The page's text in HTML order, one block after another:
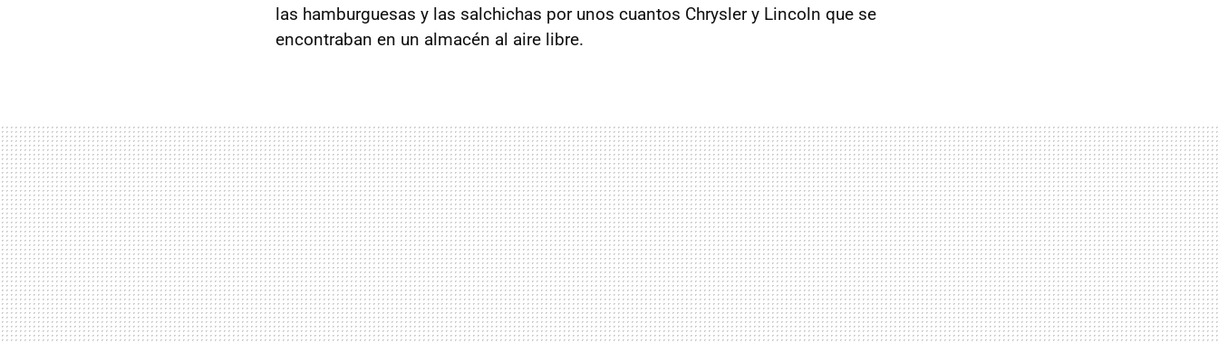
las hamburguesas y las salchichas por unos cuantos Chrysler y Lincoln que se
encontraban en un almacén al aire libre.